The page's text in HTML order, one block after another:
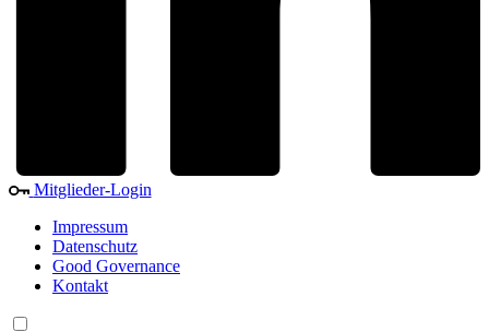
Mitglieder-Login
Impressum
Datenschutz
Good Governance
Kontakt